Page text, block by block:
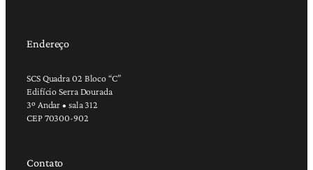
Endereço
SCS Quadra 02 Bloco “C”
Edifício Serra Dourada
3º Andar • sala 312
CEP 70300-902
Contato